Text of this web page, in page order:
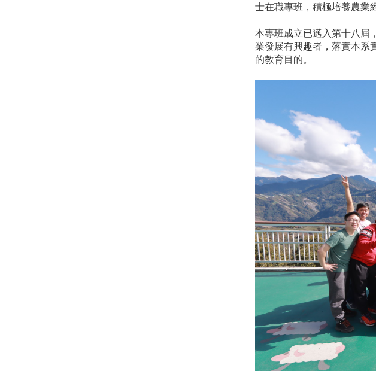
士在職專班，積極培養農業
本專班成立已邁入第十八屆
業發展有興趣者，落實本系
的教育目的。